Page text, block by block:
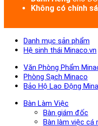
Không có chính
Danh mục sản phẩm
Hệ sinh thái Minaco.vn
Văn Phòng Phẩm
Phòng Sạch Minaco
Bảo Hộ Lao Động
Bàn Làm Việc
Bàn giám đốc
Bàn làm việc cá